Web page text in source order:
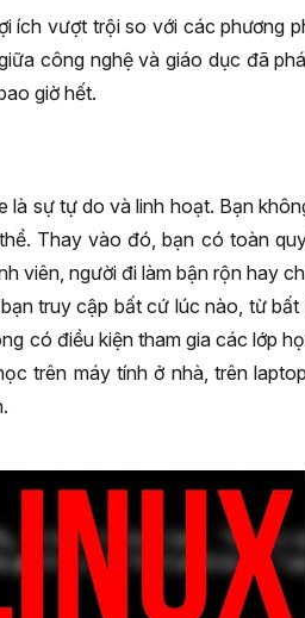
ích vượt trội so với các phương
công nghệ và giáo dục đã
giờ hết.
sự tự do và linh hoạt. Bạn
Thay vào đó, bạn có toàn
viên, người đi làm bận rộn hay
truy cập bất cứ lúc nào, từ
có điều kiện tham gia các lớp
trên máy tính ở nhà, trên